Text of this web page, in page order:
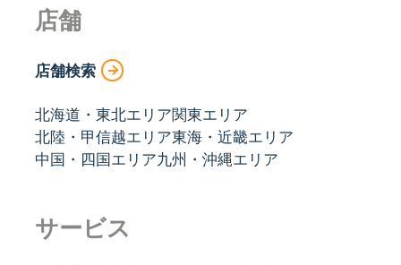
店舗
店舗検索
北海道・東北エリア関東エリア
北陸・甲信越エリア東海・近畿エリア
中国・四国エリア九州・沖縄エリア
サービス